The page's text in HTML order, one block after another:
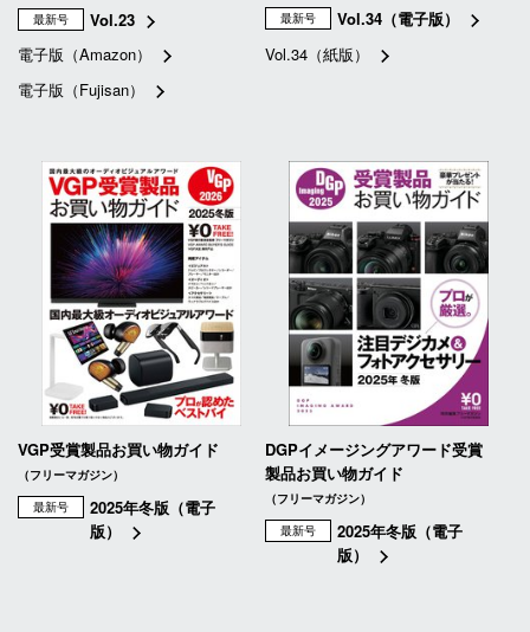
最新号
Vol.23
電子版（Amazon）
電子版（Fujisan）
最新号
Vol.34（電子版）
Vol.34（紙版）
VGP受賞製品お買い物ガイド
（フリーマガジン）
最新号
2025年冬版（電子
版）
DGPイメージングアワード受賞
製品お買い物ガイド
（フリーマガジン）
最新号
2025年冬版（電子
版）